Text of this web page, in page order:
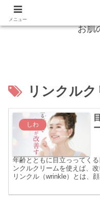
お肌
リンクル
しわ
年齢とともに目立っってく
ンクルクリームを使えば、
リンクル（wrinkle）とは、
メニュー